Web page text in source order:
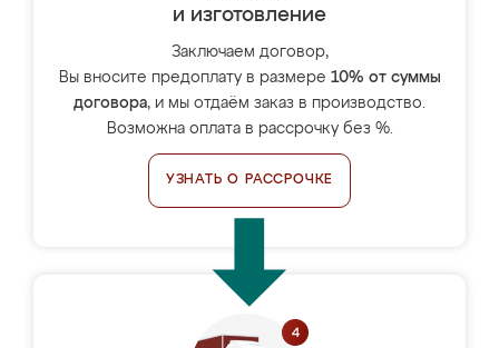
и изготовление
Заключаем договор,
Вы вносите предоплату в размере 10% от суммы
договора, и мы отдаём заказ в производство.
Возможна оплата в рассрочку без %.
УЗНАТЬ О РАССРОЧКЕ